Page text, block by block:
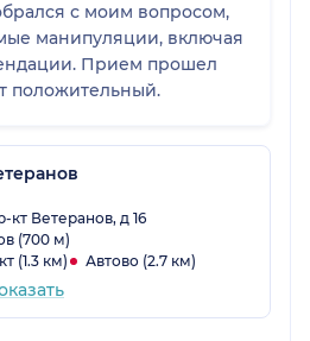
с моим вопросом,
манипуляции, включая
Прием прошел
положительный.
кт Ветеранов, д 16
(700 м)
(1.3 км)
Автово (2.7 км)